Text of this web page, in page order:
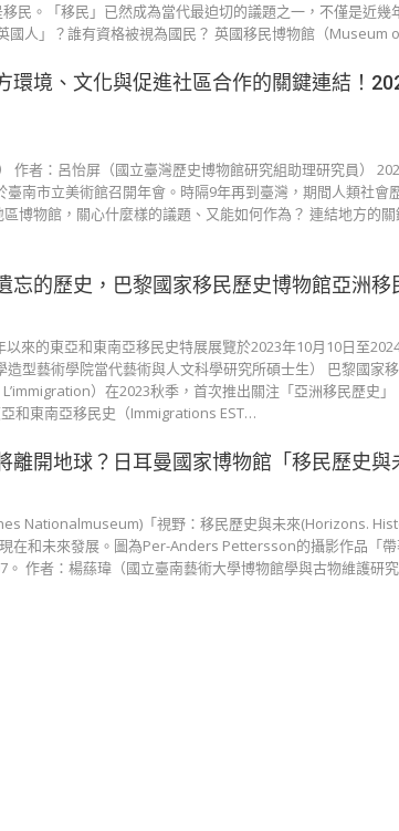
民。「移民」已然成為當代最迫切的議題之一，不僅是近幾
國人」？誰有資格被視為國民？ 英國移民博物館（Museum
環境、文化與促進社區合作的關鍵連結！
作者：呂怡屏（國立臺灣歷史博物館研究組助理研究員）
臺南市立美術館召開年會。時隔9年再到臺灣，期間人類社會
博物館，關心什麼樣的議題、又能如何作為？ 連結地方的
忘的歷史，巴黎國家移民歷史博物館亞洲移
來的東亞和東南亞移民史特展展覽於2023年10月10日至
型藝術學院當代藝術與人文科學研究所碩士生） 巴黎國家
）在2023秋季，首次推出關注「亞洲移民歷史
和東南亞移民史（Immigrations EST…
離開地球？日耳曼國家博物館「移民歷史與
Nationalmuseum)「視野：移民歷史與未來(Horizons.
在和未來發展。圖為Per-Anders Pettersson的攝影作品「
作者：楊蕬瑋（國立臺南藝術大學博物館學與古物維護研